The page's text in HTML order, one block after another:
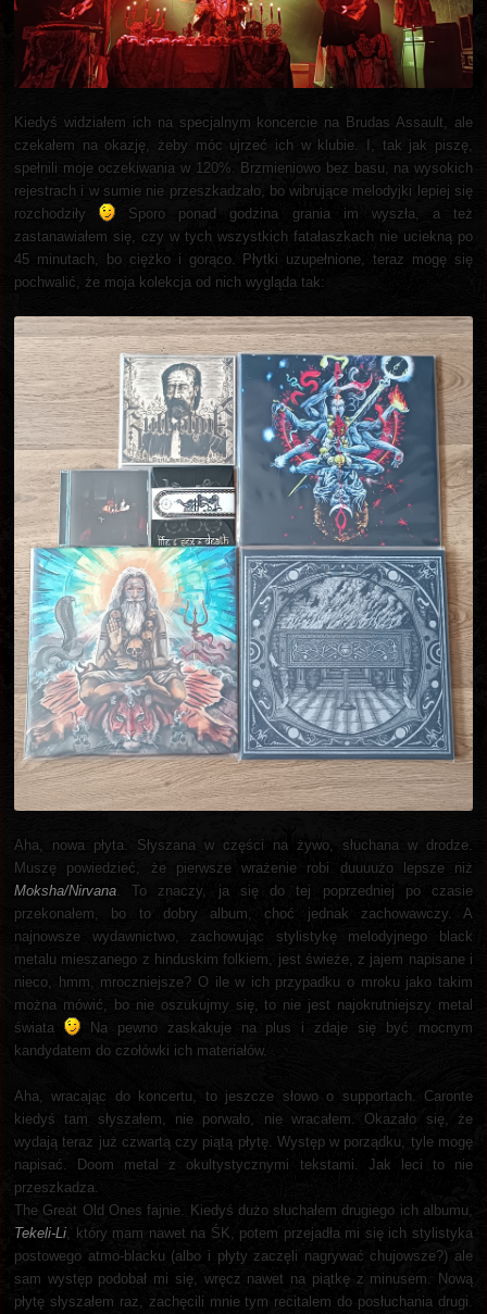
Kiedyś widziałem ich na specjalnym koncercie na Brudas Assault, ale
czekałem na okazję, żeby móc ujrzeć ich w klubie. I, tak jak piszę,
spełnili moje oczekiwania w 120%. Brzmieniowo bez basu, na wysokich
rejestrach i w sumie nie przeszkadzało, bo wibrujące melodyjki lepiej się
rozchodziły
Sporo ponad godzina grania im wyszła, a też
zastanawiałem się, czy w tych wszystkich fatałaszkach nie uciekną po
45 minutach, bo ciężko i gorąco. Płytki uzupełnione, teraz mogę się
pochwalić, że moja kolekcja od nich wygląda tak:
Aha, nowa płyta. Słyszana w części na żywo, słuchana w drodze.
Muszę powiedzieć, że pierwsze wrażenie robi duuuużo lepsze niż
Moksha/Nirvana . To znaczy, ja się do tej poprzedniej po czasie
przekonałem, bo to dobry album, choć jednak zachowawczy. A
najnowsze wydawnictwo, zachowując stylistykę melodyjnego black
metalu mieszanego z hinduskim folkiem, jest świeże, z jajem napisane i
nieco, hmm, mroczniejsze? O ile w ich przypadku o mroku jako takim
można mówić, bo nie oszukujmy się, to nie jest najokrutniejszy metal
świata
Na pewno zaskakuje na plus i zdaje się być mocnym
kandydatem do czołówki ich materiałów.
Aha, wracając do koncertu, to jeszcze słowo o supportach. Caronte
kiedyś tam słyszałem, nie porwało, nie wracałem. Okazało się, że
wydają teraz już czwartą czy piątą płytę. Występ w porządku, tyle mogę
napisać. Doom metal z okultystycznymi tekstami. Jak leci to nie
przeszkadza.
The Great Old Ones fajnie. Kiedyś dużo słuchałem drugiego ich albumu,
Tekeli-Li , który mam nawet na ŚK, potem przejadła mi się ich stylistyka
postowego atmo-blacku (albo i płyty zaczęli nagrywać chujowsze?) ale
sam występ podobał mi się, wręcz nawet na piątkę z minusem. Nową
płytę słyszałem raz, zachęcili mnie tym recitalem do posłuchania drugi.